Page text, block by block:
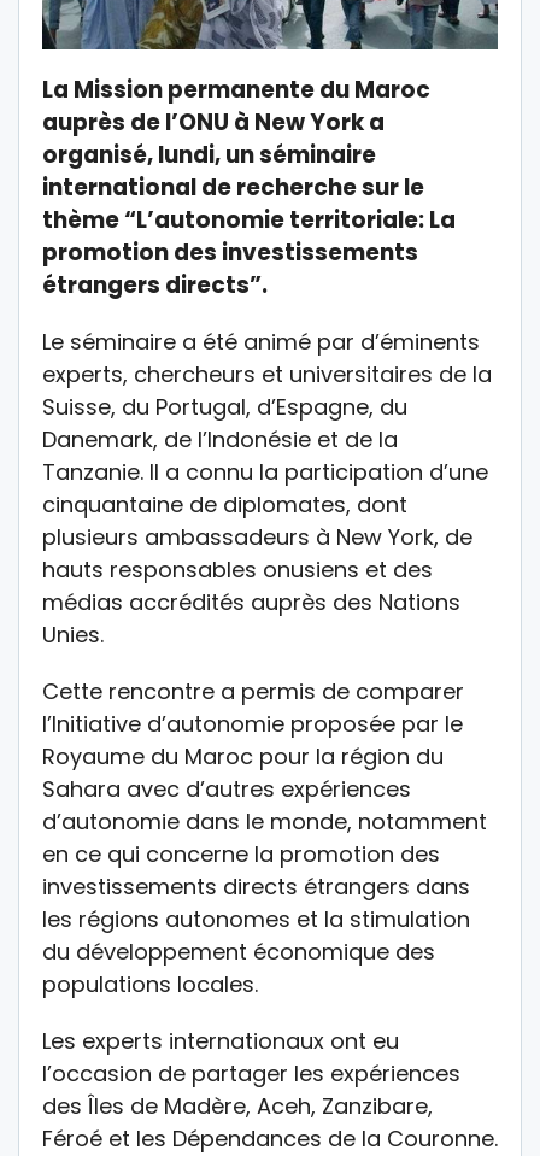
La Mission permanente du Maroc
auprès de l’ONU à New York a
organisé, lundi, un séminaire
international de recherche sur le
thème “L’autonomie territoriale: La
promotion des investissements
étrangers directs”.
Le séminaire a été animé par d’éminents
experts, chercheurs et universitaires de la
Suisse, du Portugal, d’Espagne, du
Danemark, de l’Indonésie et de la
Tanzanie. Il a connu la participation d’une
cinquantaine de diplomates, dont
plusieurs ambassadeurs à New York, de
hauts responsables onusiens et des
médias accrédités auprès des Nations
Unies.
Cette rencontre a permis de comparer
l’Initiative d’autonomie proposée par le
Royaume du Maroc pour la région du
Sahara avec d’autres expériences
d’autonomie dans le monde, notamment
en ce qui concerne la promotion des
investissements directs étrangers dans
les régions autonomes et la stimulation
du développement économique des
populations locales.
Les experts internationaux ont eu
l’occasion de partager les expériences
des Îles de Madère, Aceh, Zanzibare,
Féroé et les Dépendances de la Couronne.